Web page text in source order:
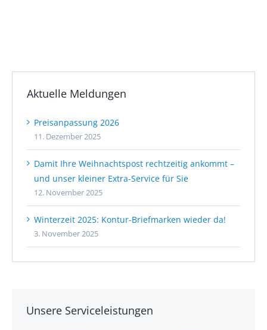
Aktuelle Meldungen
Preisanpassung 2026
11. Dezember 2025
Damit Ihre Weihnachtspost rechtzeitig ankommt –
und unser kleiner Extra-Service für Sie
12. November 2025
Winterzeit 2025: Kontur-Briefmarken wieder da!
3. November 2025
Unsere Serviceleistungen